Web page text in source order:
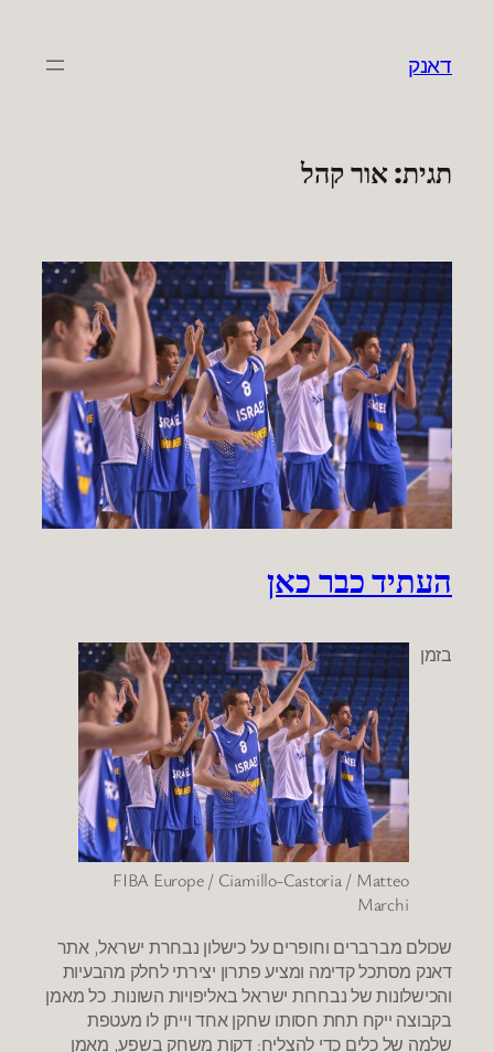
דאנק
תגית:אור קהל
העתיד כבר כאן
FIBA Europe / Ciamillo-Castoria / Matteo
Marchi
בזמן
שכולם מברברים וחופרים על כישלון נבחרת ישראל, אתר
דאנק מסתכל קדימה ומציע פתרון יצירתי לחלק מהבעיות
והכישלונות של נבחרות ישראל באליפויות השונות. כל מאמן
בקבוצה ייקח תחת חסותו שחקן אחד וייתן לו מעטפת
שלמה של כלים כדי להצליח: דקות משחק בשפע, מאמן